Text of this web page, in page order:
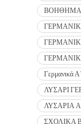
ΒΟΗΘΗΜΑ
Γερμανικά
ΛΥΣΑΡΙ
ΛΥΣΑΡΙΑ
ΣΧΟΛΙΚΑ